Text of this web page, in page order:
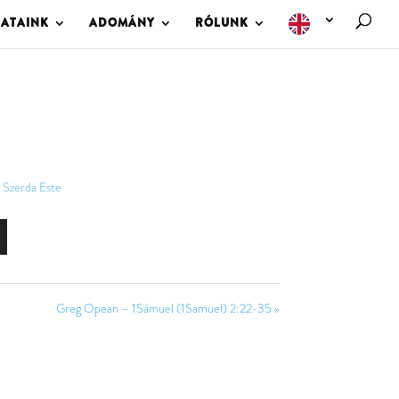
ADOMÁNY RÓLUNK
Szerda Este
Greg Opean – 1Sámuel (1Samuel) 2:22-35 »